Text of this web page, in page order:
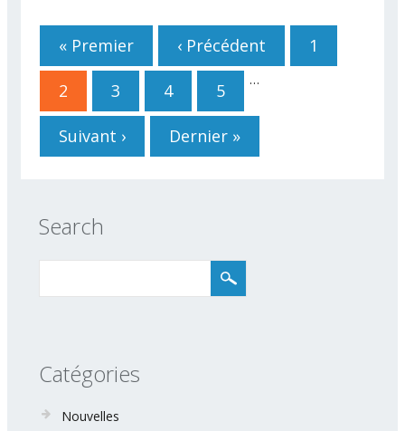
Pages
« Premier ‹ Précédent 1
2 3 4 5
…
Suivant › Dernier »
Search
Catégories
Nouvelles